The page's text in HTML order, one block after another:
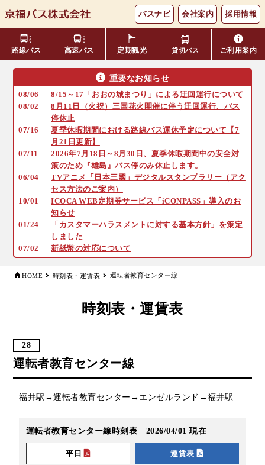
バスナビ 会社案内 採用情報
路線バス
時刻表・運賃表
主要バス停留所
のりば案内
エリア別路線図一覧
季節・特別運行バス 配布時刻表
定期券 お得なきっぷ
コミュニティバス
リアルタイムバス位置＆時刻表
京福バスナビ
10種類のICカードが利用可能
交通系ICカード
Googleマップ
ジョルダン
高速バス
福井⇔名古屋線 小松空港線
定期観光 貸切バス ご利用案内
バスの乗り方・降り方 お忘れ物について
年齢区分・福祉・障がい者割
よくあるご質問
キャッシュレス対応
重要なお知らせ
08/06
8/15～17「おおの城まつり」による迂回運行について
08/02
8月11日（火祝）三国花火開催に伴う迂回運行、バス
停休止
07/16
夏季休暇期間における路線バス運休予定について【7
月21日更新】
07/11
2026年7月18日～8月30日、夏季休暇期間中の安全対
策のため『雄島』バス停のみ休止します。
06/04
TVアニメ「日本三國」デジタルスタンプラリー（アク
セス方法のご案内）
10/01
ICOCA WEB定期券サービス「iCONPASS」導入のお
知らせ
01/24
「カスタマーハラスメントに対する基本方針」を策定
しました
07/02
新紙幣の対応について
HOME 時刻表・運賃表 運転者教育センター線
時刻表・運賃表
28
運転者教育センター線
福井駅→運転者教育センター→エンゼルランド→福井駅
運転者教育センター線時刻表 2026/04/01 現在
平日 運賃表